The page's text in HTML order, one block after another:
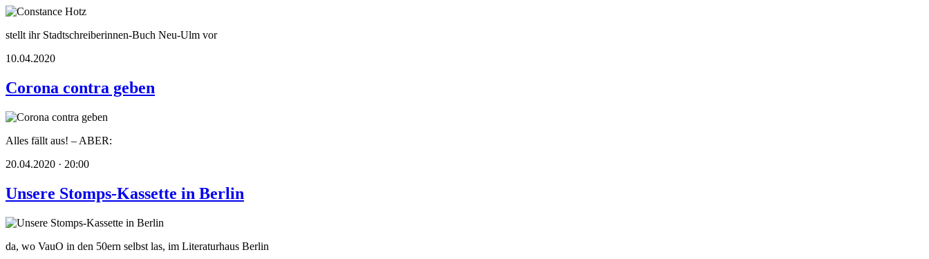
stellt ihr Stadtschreiberinnen-Buch Neu-Ulm vor
10.04.2020
Corona contra geben
Alles fällt aus! – ABER:
20.04.2020 · 20:00
Unsere Stomps-Kassette in Berlin
da, wo VauO in den 50ern selbst las, im Literaturhaus Berlin